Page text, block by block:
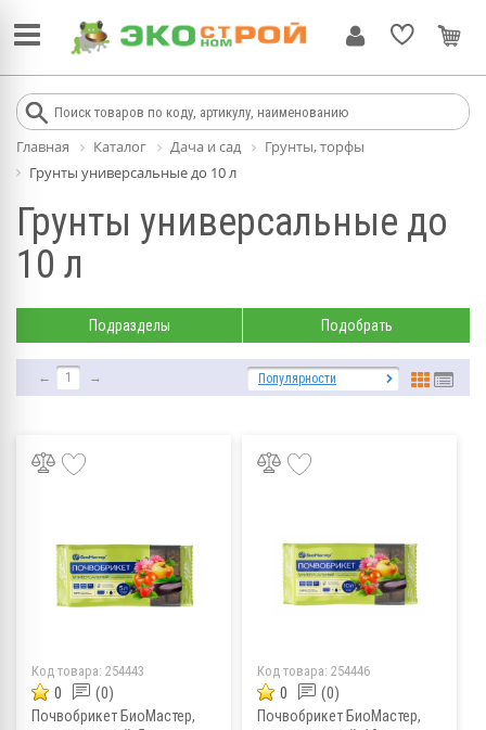
Главная Каталог Дача и сад
Грунты, торфы
Грунты универсальные до 10 л
Грунты универсальные до
10 л
Подразделы Подобрать
← 1 → Популярности
Код товара: 254443
0 (0)
Почвобрикет БиоМастер,
Код товара: 254446
0 (0)
Почвобрикет БиоМастер,